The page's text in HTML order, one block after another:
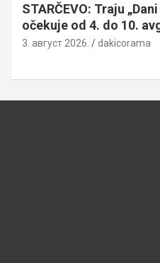
STARČEVO: Traju
očekuje od 4. do 10.
3. август 2026. dakicorama